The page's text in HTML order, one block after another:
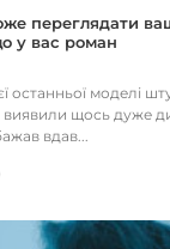
переглядати
у вас роман
останньої моделі
щось дуже
вдав...